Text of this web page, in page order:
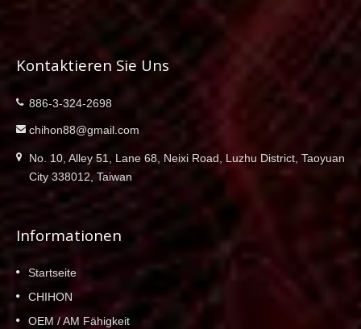
Kontaktieren Sie Uns
886-3-324-2698
chihon88@gmail.com
No. 10, Alley 51, Lane 68, Neixi Road, Luzhu District, Taoyuan
City 338012, Taiwan
Informationen
Startseite
CHIHON
OEM / AM Fähigkeit